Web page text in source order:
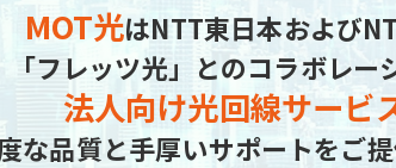
MOT光はNTT東日本および
「フレッツ光」とのコラボレー
法人向け光回線サービ
な品質と手厚いサポートをご提